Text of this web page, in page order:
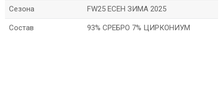
Сезона FW25 ЕСЕН ЗИМА 2025
Состав 93% СРЕБРО 7% ЦИРКОНИУМ